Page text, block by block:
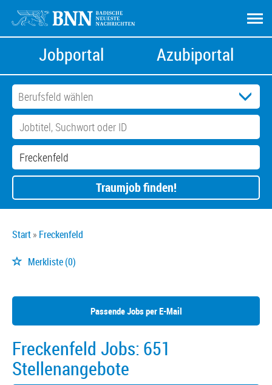
Jobportal Azubiportal
Traumjob finden!
Start Freckenfeld
Merkliste(0)
Passende Jobs per E-Mail
Freckenfeld Jobs: 651
Stellenangebote